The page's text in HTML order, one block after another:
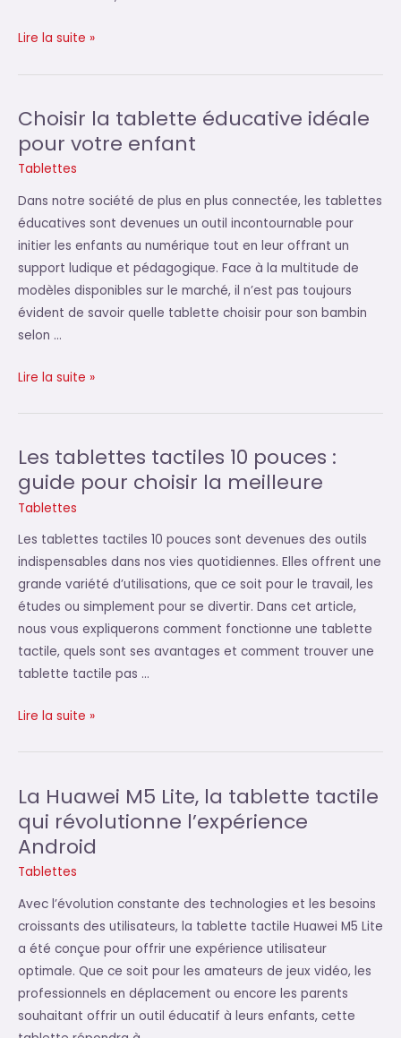
Quelle
tablette
Windows
10
pouces
Microsoft
Surface
Go
3
vs
Toughbook
Lire la suite »
Choisir la tablette éducative idéale
pour votre enfant
Tablettes
Dans notre société de plus en plus connectée, les tablettes
éducatives sont devenues un outil incontournable pour
initier les enfants au numérique tout en leur offrant un
support ludique et pédagogique. Face à la multitude de
modèles disponibles sur le marché, il n’est pas toujours
évident de savoir quelle tablette choisir pour son bambin
selon …
Choisir
idéale
pour
votre
enfant
Lire la suite »
Les tablettes tactiles 10 pouces :
guide pour choisir la meilleure
Tablettes
Les tablettes tactiles 10 pouces sont devenues des outils
indispensables dans nos vies quotidiennes. Elles offrent une
grande variété d’utilisations, que ce soit pour le travail, les
études ou simplement pour se divertir. Dans cet article,
nous vous expliquerons comment fonctionne une tablette
tactile, quels sont ses avantages et comment trouver une
tablette tactile pas …
Les
pouces
:
guide
pour
choisir
meilleure
Lire la suite »
La Huawei M5 Lite, la tablette tactile
qui révolutionne l’expérience
Android
Tablettes
Avec l’évolution constante des technologies et les besoins
croissants des utilisateurs, la tablette tactile Huawei M5 Lite
a été conçue pour offrir une expérience utilisateur
optimale. Que ce soit pour les amateurs de jeux vidéo, les
professionnels en déplacement ou encore les parents
souhaitant offrir un outil éducatif à leurs enfants, cette